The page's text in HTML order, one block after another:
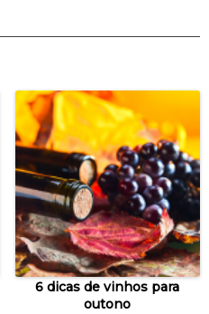
6 dicas de vinhos para
outono